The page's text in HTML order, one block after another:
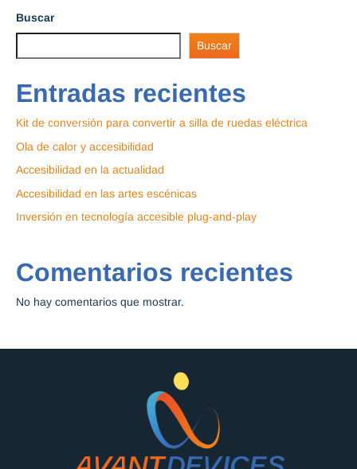
Buscar
Buscar
Entradas recientes
Kit de conversión para convertir a silla de ruedas eléctrica
Ola de calor y accesibilidad
Accesibilidad en la actualidad
Accesibilidad en las artes escénicas
Inversión en tecnología accesible plug-and-play
Comentarios recientes
No hay comentarios que mostrar.